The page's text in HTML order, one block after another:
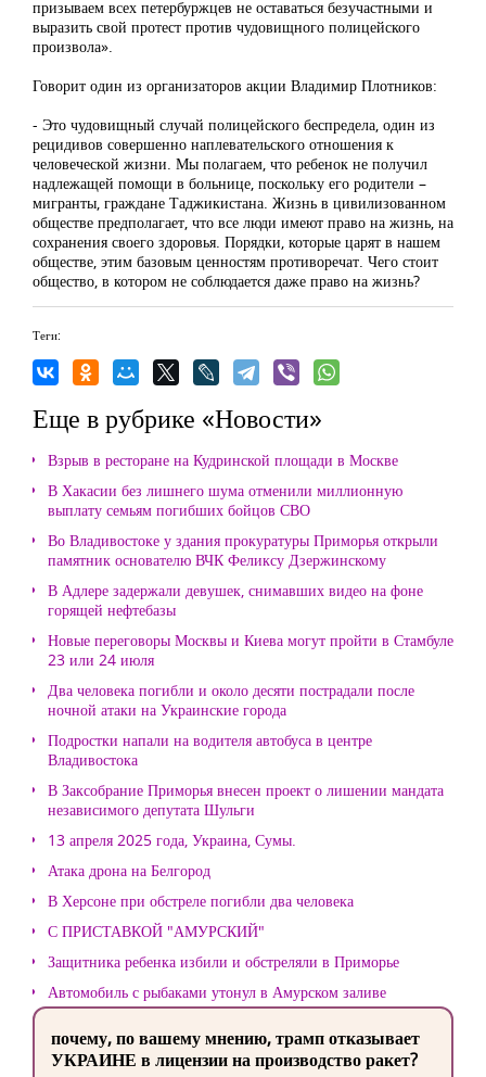
призываем всех петербуржцев не оставаться безучастными и
выразить свой протест против чудовищного полицейского
произвола».
Говорит один из организаторов акции Владимир Плотников:
- Это чудовищный случай полицейского беспредела, один из
рецидивов совершенно наплевательского отношения к
человеческой жизни. Мы полагаем, что ребенок не получил
надлежащей помощи в больнице, поскольку его родители –
мигранты, граждане Таджикистана. Жизнь в цивилизованном
обществе предполагает, что все люди имеют право на жизнь, на
сохранения своего здоровья. Порядки, которые царят в нашем
обществе, этим базовым ценностям противоречат. Чего стоит
общество, в котором не соблюдается даже право на жизнь?
Теги:
Еще в рубрике «Новости»
Взрыв в ресторане на Кудринской площади в Москве
В Хакасии без лишнего шума отменили миллионную
выплату семьям погибших бойцов СВО
Во Владивостоке у здания прокуратуры Приморья открыли
памятник основателю ВЧК Феликсу Дзержинскому
В Адлере задержали девушек, снимавших видео на фоне
горящей нефтебазы
Новые переговоры Москвы и Киева могут пройти в Стамбуле
23 или 24 июля
Два человека погибли и около десяти пострадали после
ночной атаки на Украинские города
Подростки напали на водителя автобуса в центре
Владивостока
В Заксобрание Приморья внесен проект о лишении мандата
независимого депутата Шульги
13 апреля 2025 года, Украина, Сумы.
Атака дрона на Белгород
В Херсоне при обстреле погибли два человека
С ПРИСТАВКОЙ "АМУРСКИЙ"
Защитника ребенка избили и обстреляли в Приморье
Автомобиль с рыбаками утонул в Амурском заливе
почему, по вашему мнению, трамп отказывает
УКРАИНЕ в лицензии на производство ракет?